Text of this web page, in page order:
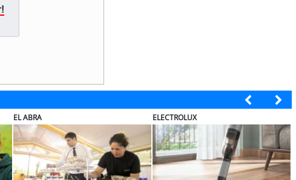
MUTUAL ELECTROLUX